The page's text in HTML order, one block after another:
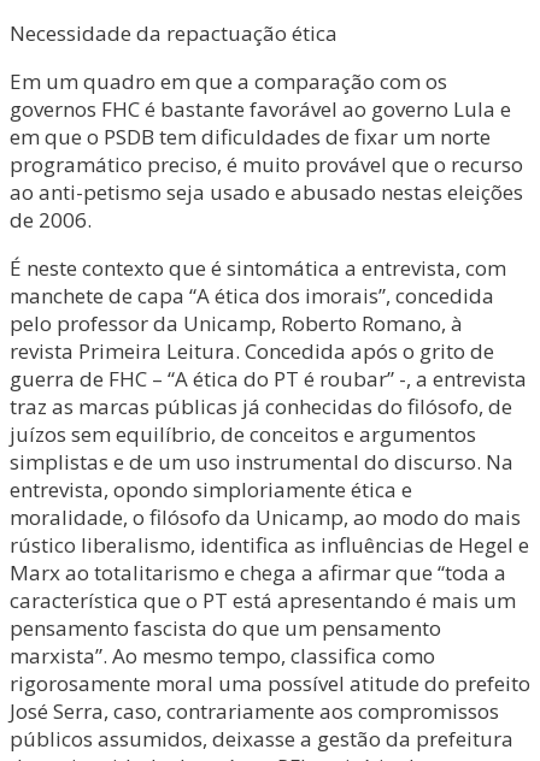
Necessidade da repactuação ética
Em um quadro em que a comparação com os
governos FHC é bastante favorável ao governo Lula e
em que o PSDB tem dificuldades de fixar um norte
programático preciso, é muito provável que o recurso
ao anti-petismo seja usado e abusado nestas eleições
de 2006.
É neste contexto que é sintomática a entrevista, com
manchete de capa “A ética dos imorais”, concedida
pelo professor da Unicamp, Roberto Romano, à
revista Primeira Leitura. Concedida após o grito de
guerra de FHC – “A ética do PT é roubar” -, a entrevista
traz as marcas públicas já conhecidas do filósofo, de
juízos sem equilíbrio, de conceitos e argumentos
simplistas e de um uso instrumental do discurso. Na
entrevista, opondo simploriamente ética e
moralidade, o filósofo da Unicamp, ao modo do mais
rústico liberalismo, identifica as influências de Hegel e
Marx ao totalitarismo e chega a afirmar que “toda a
característica que o PT está apresentando é mais um
pensamento fascista do que um pensamento
marxista”. Ao mesmo tempo, classifica como
rigorosamente moral uma possível atitude do prefeito
José Serra, caso, contrariamente aos compromissos
públicos assumidos, deixasse a gestão da prefeitura